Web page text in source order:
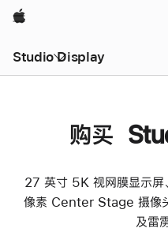
Apple
Studio Display
购买
27 英寸 5K 视网膜显示屏
像素 Center Stage 摄像头
及雷